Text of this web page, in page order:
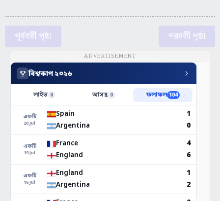
পূর্ববর্তী পৃষ্ঠা পরবর্তী পৃষ্ঠা
ADVERTISEMENT